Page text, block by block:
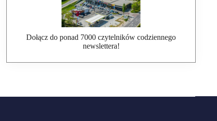
Dołącz do ponad 7000 czytelników codziennego
newslettera!